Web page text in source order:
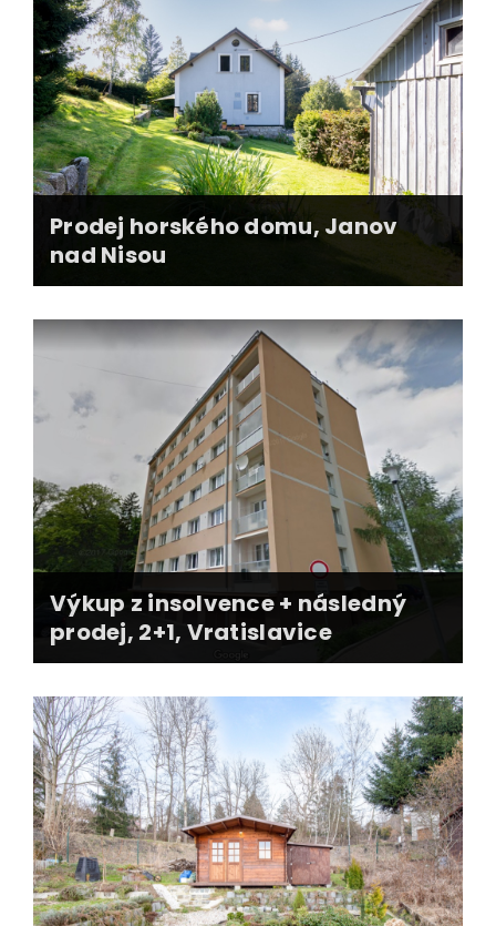
homestaging, videoprohlídka, profi fotografie
realitní servery, kampaň na sociálních sítích
shlédnutí videa přes 15.000 diváků
prodáno během 2 týdnů + navýšení ceny
právní servis, advokátní úschova, předání
nemovitosti
Prodej horského domu, Janov
nad Nisou
videoprohlídka, profi fotografie, web
nemovitosti
FB kampaň - shlédnutí přes 30.000 zájemců
kombinace online kampaní
zajištěn kupec za vyšší než požadovanou cenu
obchod nerealizován - majitel si nemovitost
zamiloval a nechal si ji
Výkup z insolvence + následný
prodej, 2+1, Vratislavice
výkup nemovitosti od insolevenčního správce
zajištění právního servisu spojeného s výkupem
příprava nemovitosti na prodej - stěhování,
bourání, malování
zajištění kupce + aukce o nejvyšší cenu
kupní smlouva + advokátní úschova
předání nemovitosti